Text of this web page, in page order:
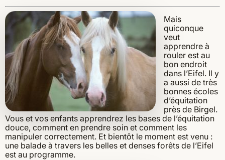
Mais
quiconque
veut
apprendre à
rouler est au
bon endroit
dans l’Eifel. Il y
a aussi de très
bonnes écoles
d’équitation
près de Birgel.
Vous et vos enfants apprendrez les bases de l’équitation
douce, comment en prendre soin et comment les
manipuler correctement. Et bientôt le moment est venu :
une balade à travers les belles et denses forêts de l’Eifel
est au programme.